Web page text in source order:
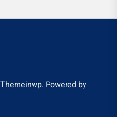
Themeinwp. Powered by